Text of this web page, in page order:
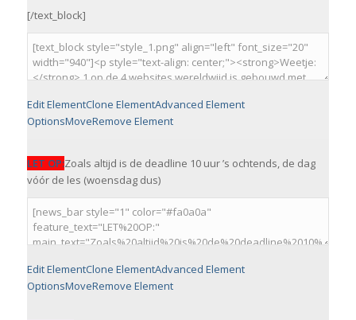
[/text_block]
Edit ElementClone ElementAdvanced Element
OptionsMoveRemove Element
LET OP:Zoals altijd is de deadline 10 uur ’s ochtends, de dag
vóór de les (woensdag dus)
Edit ElementClone ElementAdvanced Element
OptionsMoveRemove Element